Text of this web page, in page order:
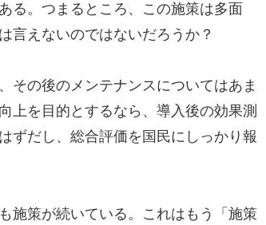
る。つまるところ、この施策は多面
言えないのではないだろうか？
その後のメンテナンスについてはあま
上を目的とするなら、導入後の効果測
ずだし、総合評価を国民にしっかり報
施策が続いている。これはもう「施策